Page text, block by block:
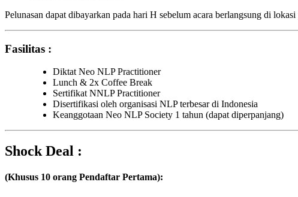
Pelunasan dapat dibayarkan pada hari H sebelum acara berlangsung di lokasi
Fasilitas :
Diktat Neo NLP Practitioner
Lunch & 2x Coffee Break
Sertifikat NNLP Practitioner
Disertifikasi oleh organisasi NLP terbesar di Indonesia
Keanggotaan Neo NLP Society 1 tahun (dapat diperpanjang)
Shock Deal :
(Khusus 10 orang Pendaftar Pertama):